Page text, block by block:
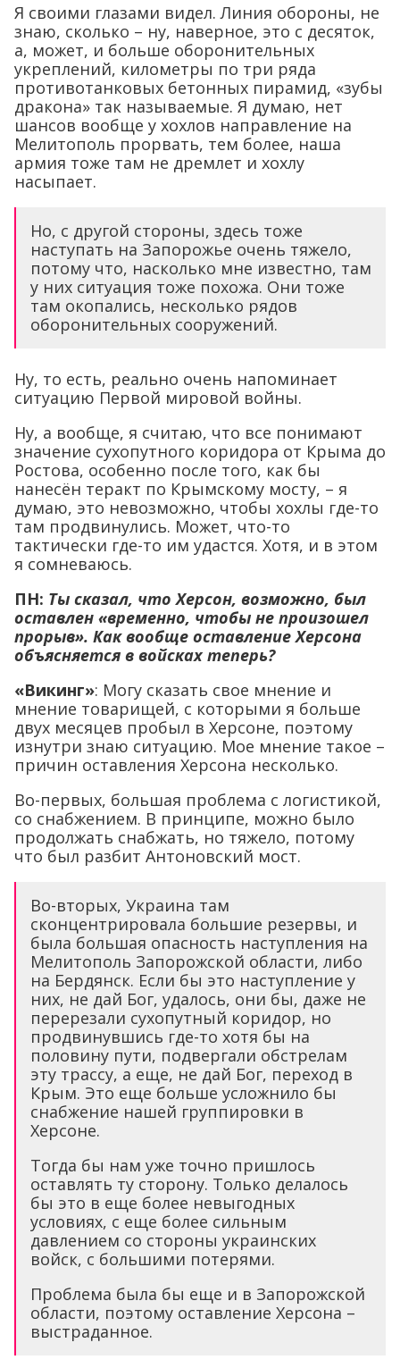
Я своими глазами видел. Линия обороны, не
знаю, сколько – ну, наверное, это с десяток,
а, может, и больше оборонительных
укреплений, километры по три ряда
противотанковых бетонных пирамид, «зубы
дракона» так называемые. Я думаю, нет
шансов вообще у хохлов направление на
Мелитополь прорвать, тем более, наша
армия тоже там не дремлет и хохлу
насыпает.
Но, с другой стороны, здесь тоже
наступать на Запорожье очень тяжело,
потому что, насколько мне известно, там
у них ситуация тоже похожа. Они тоже
там окопались, несколько рядов
оборонительных сооружений.
Ну, то есть, реально очень напоминает
ситуацию Первой мировой войны.
Ну, а вообще, я считаю, что все понимают
значение сухопутного коридора от Крыма до
Ростова, особенно после того, как бы
нанесён теракт по Крымскому мосту, – я
думаю, это невозможно, чтобы хохлы где-то
там продвинулись. Может, что-то
тактически где-то им удастся. Хотя, и в этом
я сомневаюсь.
ПН: Ты сказал, что Херсон, возможно, был
оставлен «временно, чтобы не произошел
прорыв». Как вообще оставление Херсона
объясняется в войсках теперь?
«Викинг»: Могу сказать свое мнение и
мнение товарищей, с которыми я больше
двух месяцев пробыл в Херсоне, поэтому
изнутри знаю ситуацию. Мое мнение такое –
причин оставления Херсона несколько.
Во-первых, большая проблема с логистикой,
со снабжением. В принципе, можно было
продолжать снабжать, но тяжело, потому
что был разбит Антоновский мост.
Во-вторых, Украина там
сконцентрировала большие резервы, и
была большая опасность наступления на
Мелитополь Запорожской области, либо
на Бердянск. Если бы это наступление у
них, не дай Бог, удалось, они бы, даже не
перерезали сухопутный коридор, но
продвинувшись где-то хотя бы на
половину пути, подвергали обстрелам
эту трассу, а еще, не дай Бог, переход в
Крым. Это еще больше усложнило бы
снабжение нашей группировки в
Херсоне.
Тогда бы нам уже точно пришлось
оставлять ту сторону. Только делалось
бы это в еще более невыгодных
условиях, с еще более сильным
давлением со стороны украинских
войск, с большими потерями.
Проблема была бы еще и в Запорожской
области, поэтому оставление Херсона –
выстраданное.